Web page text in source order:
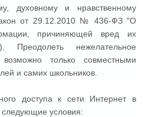
духовному и нравственному
от 29.12.2010 № 436-ФЗ "О
причиняющей вред их
Преодолеть нежелательное
возможно только совместными
и самих школьников.
доступа к сети Интернет в
условия: